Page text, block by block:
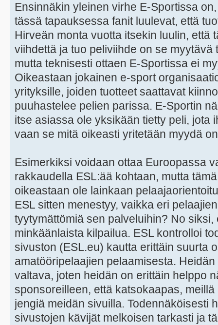
Ensinnäkin yleinen virhe E-Sportissa
tässä tapauksessa fanit luulevat, että
Hirveän monta vuotta itsekin luulin, että
viihdettä ja tuo peliviihde on se myytävä
mutta teknisesti ottaen E-Sportissa ei
Oikeastaan jokainen e-sport
yrityksille, joiden tuotteet saattavat
puuhastelee pelien parissa. E-Sportin
itse asiassa ole yksikään tietty peli, jota
vaan se mitä oikeasti yritetään myydä
Esimerkiksi voidaan ottaa Euroopassa
rakkaudella ESL:ää kohtaan, mutta
oikeastaan ole lainkaan
ESL sitten menestyy, vaikka eri
tyytymättömiä sen palveluihin? No siksi,
minkäänlaista kilpailua. ESL kontrolloi
sivuston (ESL.eu) kautta erittäin suurta
amatööripelaajien pelaamisesta.
valtava, joten heidän on erittäin helppo
sponsoreilleen, että katsokaapas,
jengiä meidän sivuilla. Todennäköisesti
sivustojen kävijät melkoisen tarkasti ja